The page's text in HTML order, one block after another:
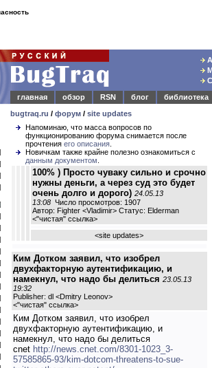
главная
обзор RSN блог
библиотека
bugtraq.ru / форум / site updates
Напоминаю, что масса вопросов по
функционированию форума снимается после
прочтения его описания
Новичкам также крайне полезно ознакомиться с
данным документом
100% ) Просто чуваку сильно и срочно
нужны деньги, а через суд это будет
очень долго и дорого) 24.05.13
13:08 Число просмотров: 1907
Автор: Fighter <Vladimir> Статус: Elderman
<"чистая" ссылка>
<site updates>
Ким Дотком заявил, что изобрел
двухфакторную аутентификацию, и
намекнул, что надо бы делиться 23.05.13
19:32
Publisher: dl <Dmitry Leonov>
<"чистая" ссылка>
Ким Дотком заявил, что изобрел
двухфакторную аутентификацию, и
намекнул, что надо бы делиться
cnet http://news.cnet.com/8301-1023_3-
57585865-93/kim-dotcom-threatens-to-sue-